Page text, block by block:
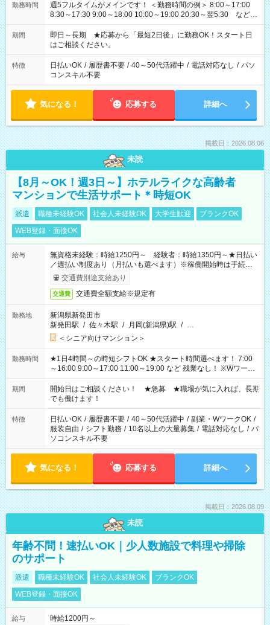
勤務時間
週5フルタイムがメインです！ ＜勤務時間の例＞ 8:00～17:00
8:30～17:30 9:00～18:00 10:00～19:00 20:30～翌5:30 など ★
その他にも勤務時間多数！ 日勤のみ、残業なし、交替制など
ご希望を教えてください！
期間
即日～長期 ★応募から「最短2日後」に勤務OK！スタート日
はご相談ください。
特徴 日払いOK / 履歴書不要 / 40～50代活躍中 / 電話対応なし / パソ
コンスキル不要
気になる！ 応募する 詳細へ
掲載日：2026.08.06
未読
【8月～OK！週3日～】ホテルライクな高齢者
マンションで生活サポート＊時短OK
派遣 職種未経験OK 社会人未経験OK 大学生歓迎
ブランクOK
WEB登録・面接OK
給与
無資格未経験：時給1250円～ 経験者：時給1350円～★日払い
／週払い制度あり（月払いも選べます）※稼働開始時は手続き完
了次第のお支払いとなります。
交通費別途支給あり
交通費 交通費全額支給※規定有
勤務地
新潟県新発田市
新発田駅 / 佐々木駅 / 月岡(新潟県)駅 / …
＜シニア向けマンション＞
勤務時間
★1日4時間～の時短シフトOK ★スタート時間選べます！ 7:00
～16:00 9:00～17:00 11:00～19:00 など 残業なし！ ※Wワーク
の場合、他のお仕事と合わせ週40時間超の就業はご案内できま
せん ※法令に基づき、週20時間以上勤務は社会保険への加入対
象となります ※労働者派遣法（日雇い派遣の原則禁止）によ
り、短時間・短期間の就業はご案内が難しい場合があります
期間
開始日はご相談ください！ ★急募 ★職場が気に入れば、長期
でも働けます！
特徴 日払いOK / 履歴書不要 / 40～50代活躍中 / 副業・WワークOK /
服装自由 / シフト勤務 / 10名以上の大量募集 / 電話対応なし / パ
ソコンスキル不要
気になる！ 応募する 詳細へ
掲載日：2026.08.09
未読
年齢不問！速払いOK｜少人数施設で料理や掃除
のサポート
派遣 職種未経験OK 社会人未経験OK
ブランクOK
WEB登録・面接OK
給与
時給1200円～